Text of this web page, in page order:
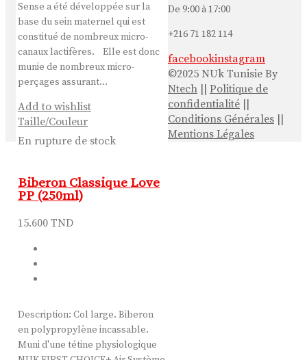
Sense a été développée sur la
base du sein maternel qui est
constitué de nombreux micro-
canaux lactifères. Elle est donc
munie de nombreux micro-
perçages assurant…
Add to wishlist
Taille/Couleur
En rupture de stock
Biberon Classique Love
PP (250ml)
15.600 TND
Description: Col large. Biberon
en polypropylène incassable.
Muni d'une tétine physiologique
De 9:00 à 17:00
+216 71 182 114
facebookinstagram
©2025 NUk Tunisie By
Ntech
Politique de
confidentialité
Conditions Générales
Mentions Légales